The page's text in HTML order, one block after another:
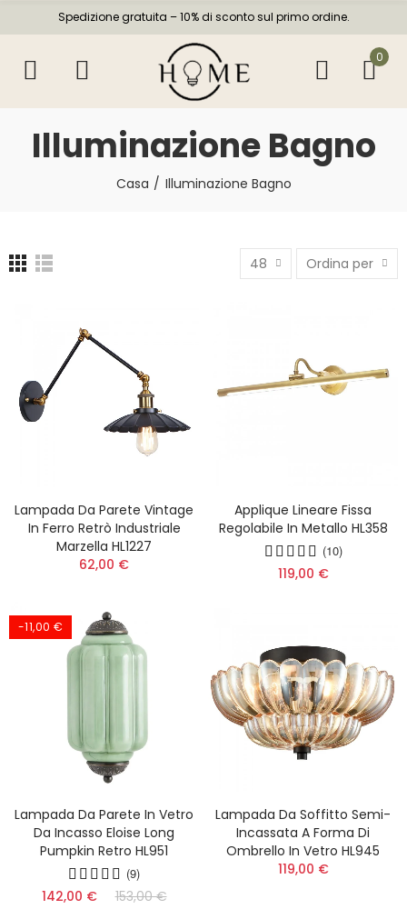
Spedizione gratuita – 10% di sconto sul primo ordine.
0
Illuminazione Bagno
Casa Illuminazione Bagno
48 Ordina per
Lampada Da Parete Vintage
In Ferro Retrò Industriale
Marzella HL1227
62,00 €
Applique Lineare Fissa
Regolabile In Metallo HL358
(10)
119,00 €
-11,00 €
Lampada Da Parete In Vetro
Da Incasso Eloise Long
Pumpkin Retro HL951
(9)
142,00 € 153,00 €
Lampada Da Soffitto Semi-
Incassata A Forma Di
Ombrello In Vetro HL945
119,00 €